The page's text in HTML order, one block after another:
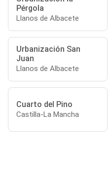
Pérgola
Llanos de Albacete
Urbanización San
Juan
Llanos de Albacete
Cuarto del Pino
Castilla-La Mancha